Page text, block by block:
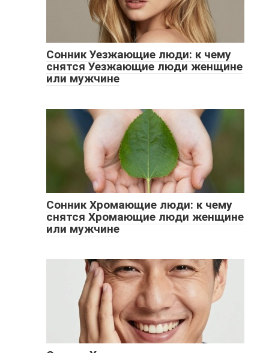
Сонник Уезжающие люди: к чему
снятся Уезжающие люди женщине
или мужчине
Сонник Хромающие люди: к чему
снятся Хромающие люди женщине
или мужчине